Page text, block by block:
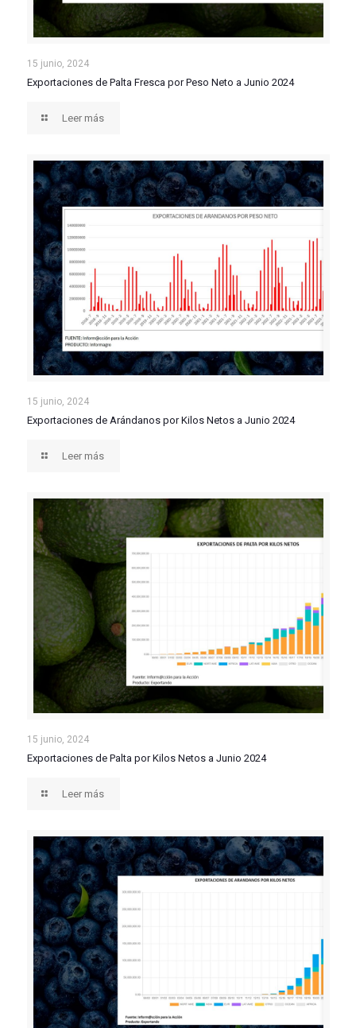
Exportaciones de Palta Fresca por Peso Neto a Junio
15 junio, 2024
Exportaciones de Palta Fresca por Peso Neto a Junio 2024
Leer más
Exportaciones de Arándanos por Kilos Netos a Junio
15 junio, 2024
Exportaciones de Arándanos por Kilos Netos a Junio 2024
Leer más
Exportaciones de Palta por Kilos Netos a Junio 2024
15 junio, 2024
Exportaciones de Palta por Kilos Netos a Junio 2024
Leer más